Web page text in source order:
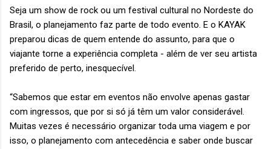
Seja um show de rock ou um festival cultural no Nordeste do
Brasil, o planejamento faz parte de todo evento. E o KAYAK
preparou dicas de quem entende do assunto, para que o
viajante torne a experiência completa - além de ver seu artista
preferido de perto, inesquecível.
“Sabemos que estar em eventos não envolve apenas gastar
com ingressos, que por si só já têm um valor considerável.
Muitas vezes é necessário organizar toda uma viagem e por
isso, o planejamento com antecedência e saber onde buscar